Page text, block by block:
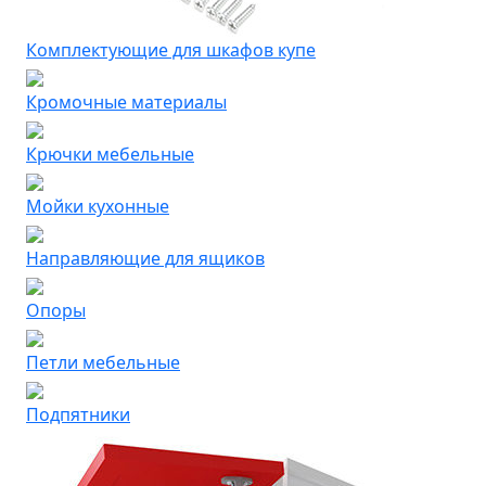
Комплектующие для шкафов купе
Кромочные материалы
Крючки мебельные
Мойки кухонные
Направляющие для ящиков
Опоры
Петли мебельные
Подпятники